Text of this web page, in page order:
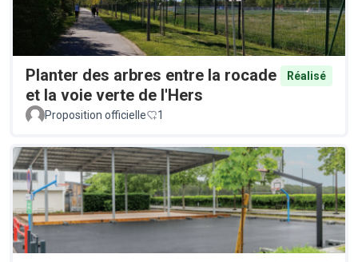
Planter des arbres entre la rocade
et la voie verte de l'Hers
Réalisé
Proposition officielle 1